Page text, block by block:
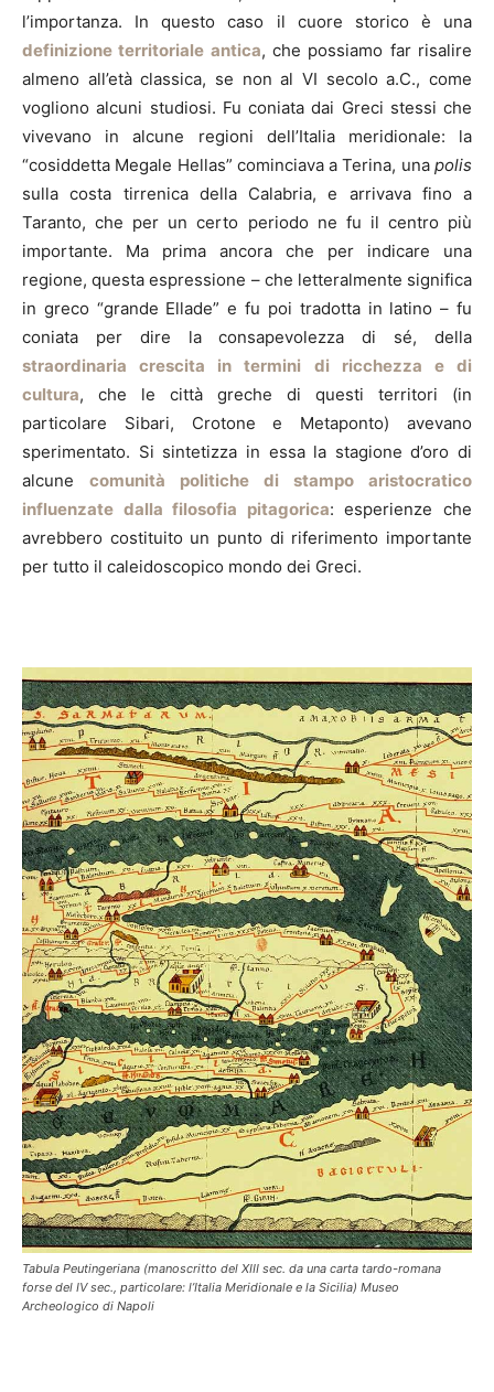
l’importanza. In questo caso il cuore storico è una
definizione territoriale antica, che possiamo far risalire
almeno all’età classica, se non al VI secolo a.C., come
vogliono alcuni studiosi. Fu coniata dai Greci stessi che
vivevano in alcune regioni dell’Italia meridionale: la
“cosiddetta Megale Hellas” cominciava a Terina, una polis
sulla costa tirrenica della Calabria, e arrivava fino a
Taranto, che per un certo periodo ne fu il centro più
importante. Ma prima ancora che per indicare una
regione, questa espressione – che letteralmente significa
in greco “grande Ellade” e fu poi tradotta in latino – fu
coniata per dire la consapevolezza di sé, della
straordinaria crescita in termini di ricchezza e di
cultura, che le città greche di questi territori (in
particolare Sibari, Crotone e Metaponto) avevano
sperimentato. Si sintetizza in essa la stagione d’oro di
alcune comunità politiche di stampo aristocratico
influenzate dalla filosofia pitagorica: esperienze che
avrebbero costituito un punto di riferimento importante
per tutto il caleidoscopico mondo dei Greci.
Tabula Peutingeriana (manoscritto del XIII sec. da una carta tardo-romana
forse del IV sec., particolare: l’Italia Meridionale e la Sicilia) Museo
Archeologico di Napoli